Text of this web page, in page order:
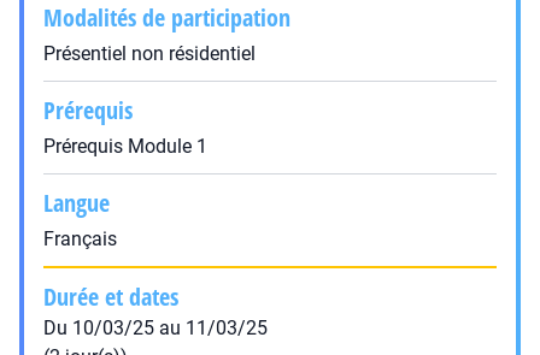
Modalités de participation
Présentiel non résidentiel
Prérequis
Prérequis Module 1
Langue
Français
Durée et dates
Du 10/03/25 au 11/03/25